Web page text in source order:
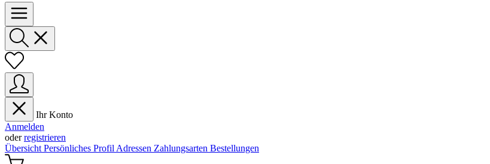
Ihr Konto
Anmelden
oderregistrieren
Übersicht Persönliches Profil Adressen Zahlungsarten Bestellungen